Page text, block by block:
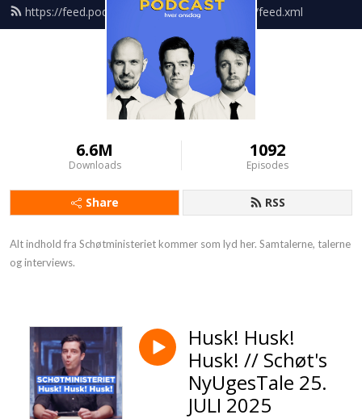
https://feed.podbean.com/schoetministeriet/feed.xml
6.6M
Downloads
1092
Episodes
Share RSS
Alt indhold fra Schøtministeriet kommer som lyd her. Samtalerne, talerne
og interviews.
Husk! Husk!
Husk! // Schøt's
NyUgesTale 25.
JULI 2025